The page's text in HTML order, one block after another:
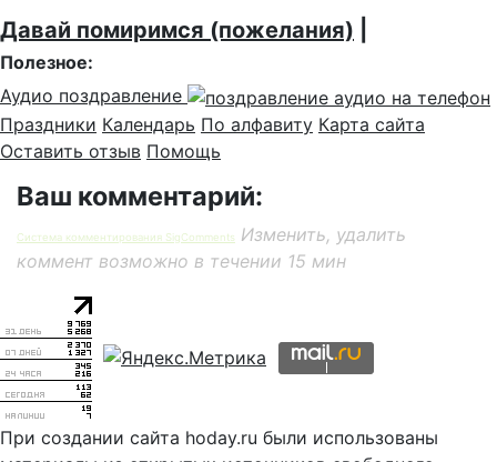
Давай помиримся (пожелания)
Полезное:
Аудио поздравление
Праздники Календарь По алфавиту Карта сайта
Оставить отзыв Помощь
Ваш комментарий:
Система комментирования SigComments
Изменить, удалить
коммент возможно в течении 15 мин
При создании сайта hoday.ru были использованы